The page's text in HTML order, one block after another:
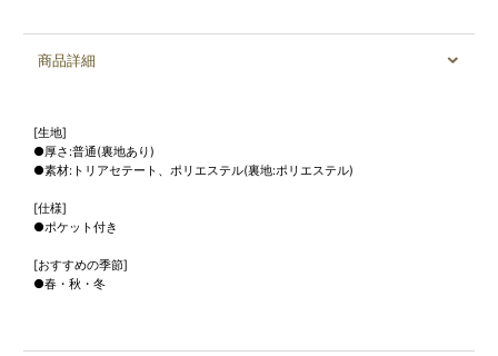
商品詳細
[生地]
●厚さ:普通(裏地あり)
●素材:トリアセテート、ポリエステル(裏地:ポリエステル)
[仕様]
●ポケット付き
[おすすめの季節]
●春・秋・冬